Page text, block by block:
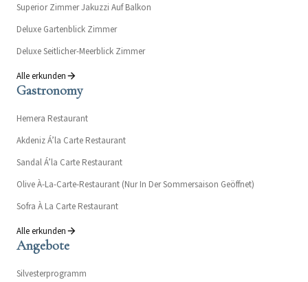
Superior Zimmer Jakuzzi Auf Balkon
Deluxe Gartenblick Zimmer
Deluxe Seitlicher-Meerblick Zimmer
Alle erkunden
Gastronomy
Hemera Restaurant
Akdeniz Á’la Carte Restaurant
Sandal Á’la Carte Restaurant
Olive À-La-Carte-Restaurant (Nur In Der Sommersaison Geöffnet)
Sofra À La Carte Restaurant
Alle erkunden
Angebote
Silvesterprogramm